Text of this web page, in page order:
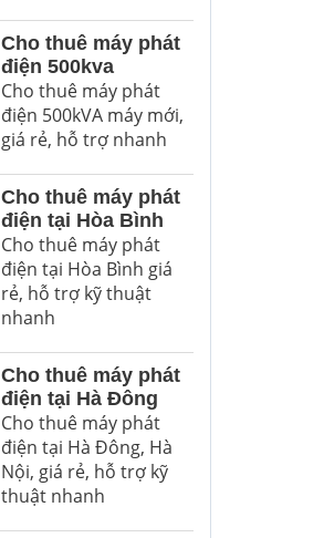
Cho thuê máy phát
điện 500kva
Cho thuê máy phát
điện 500kVA máy mới,
giá rẻ, hỗ trợ nhanh
Cho thuê máy phát
điện tại Hòa Bình
Cho thuê máy phát
điện tại Hòa Bình giá
rẻ, hỗ trợ kỹ thuật
nhanh
Cho thuê máy phát
điện tại Hà Đông
Cho thuê máy phát
điện tại Hà Đông, Hà
Nội, giá rẻ, hỗ trợ kỹ
thuật nhanh